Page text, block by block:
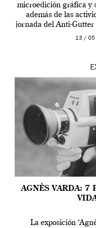
microedición gráfica y
además de las
jornada del Anti-Gutter
13 /
AGNÈS VARDA: 7
La exposición